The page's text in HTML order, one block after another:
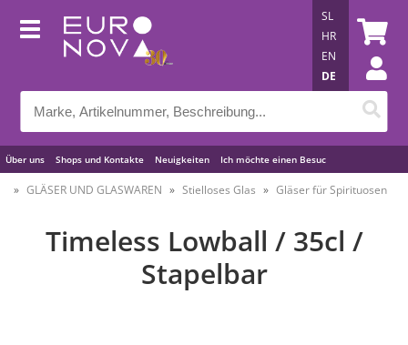
Über uns Shops und Kontakte Neuigkeiten Ich möchte einen Besuc
Nützliche Tipps
SL
HR
EN
DE
GLÄSER UND GLASWAREN Stielloses Glas Gläser für Spirituosen
Timeless Lowball / 35cl /
Stapelbar